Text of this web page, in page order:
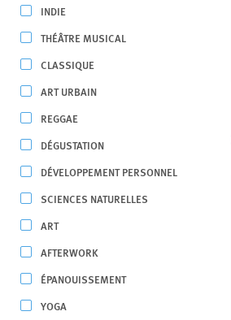
INDIE
THÉÂTRE MUSICAL
CLASSIQUE
ART URBAIN
REGGAE
DÉGUSTATION
DÉVELOPPEMENT PERSONNEL
SCIENCES NATURELLES
ART
AFTERWORK
ÉPANOUISSEMENT
YOGA